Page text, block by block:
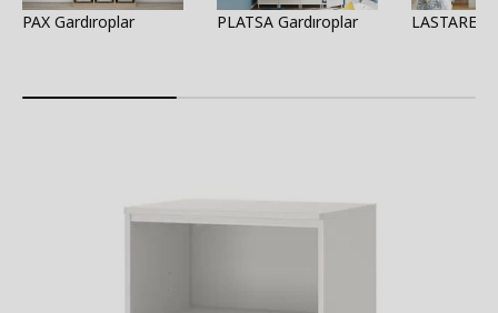
PAX Gardıroplar PLATSA Gardıroplar LASTARE